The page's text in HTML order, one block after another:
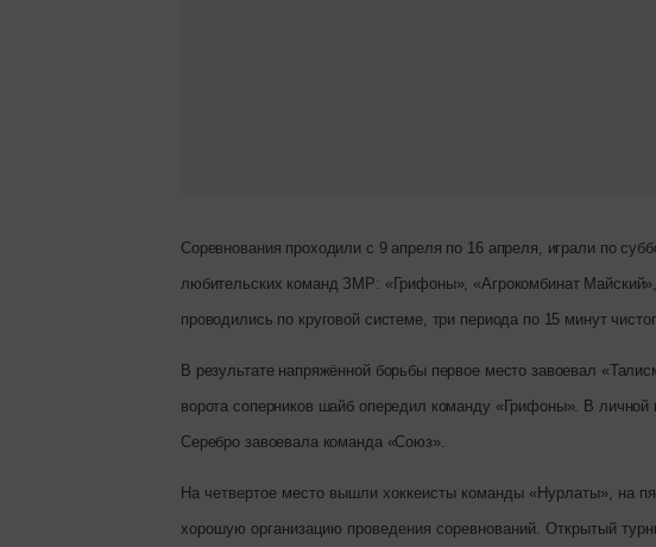
Соревнования проходили с 9 апреля по 16 апреля, играли по
любительских команд ЗМР: «Грифоны», «Агрокомбинат
проводились по круговой системе, три периода по 15 минут
В результате напряжённой борьбы первое место завоевал
ворота соперников шайб опередил команду «Грифоны». В
Серебро завоевала команда «Союз».
На четвертое место вышли хоккеисты команды «Нурлаты», на
хорошую организацию проведения соревнований. Открытый